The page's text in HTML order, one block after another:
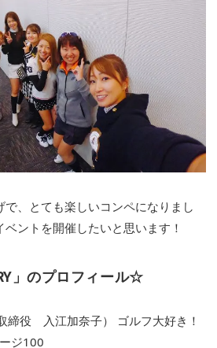
、とても楽しいコンペになりまし
ントを開催したいと思います！
」のプロフィール☆
締役 入江加奈子） ゴルフ大好き！
ジ100